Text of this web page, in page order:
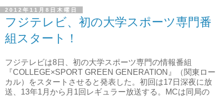
2012年11月8日木曜日
フジテレビ、初の大学スポーツ専門番
組スタート！
フジテレビは8日、初の大学スポーツ専門の情報番組
『COLLEGE×SPORT GREEN GENERATION』（関東ロー
カル）をスタートさせると発表した。初回は17日深夜に放
送、13年1月から月1回レギュラー放送する。MCは同局の